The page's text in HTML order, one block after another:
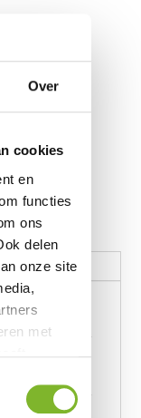
Over
cookies
en
functies
ons
delen
onze site
met